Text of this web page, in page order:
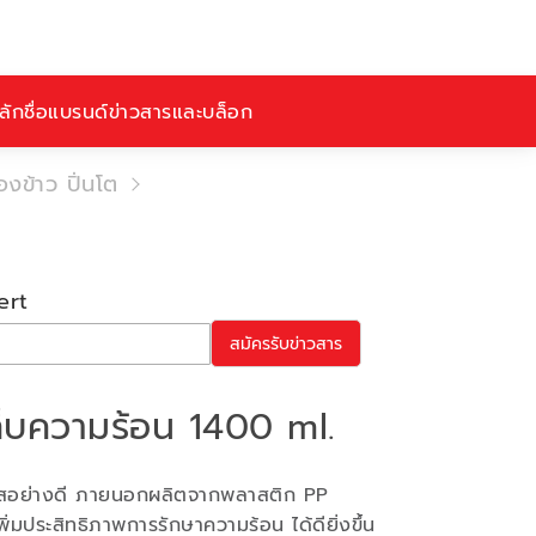
กชื่อแบรนด์ข่าวสารและบล็อก
ข้าว ปิ่นโต
บความร้อน 1400 ml.
อย่างดี ภายนอกผลิตจากพลาสติก PP
มประสิทธิภาพการรักษาความร้อน ได้ดียิ่งขึ้น
สมัครรับข่าวสาร